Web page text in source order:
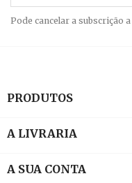
Pode cancelar a subscrição
PRODUTOS
A LIVRARIA
A SUA CONTA